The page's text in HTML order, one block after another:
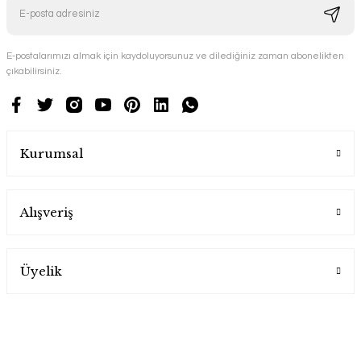
E-postalarımızı almak için kaydoluyorsunuz ve dilediğiniz zaman abonelikten
çıkabilirsiniz.
Kurumsal
Alışveriş
Üyelik